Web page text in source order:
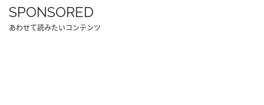
SPONSORED
あわせて読みたいコンテンツ